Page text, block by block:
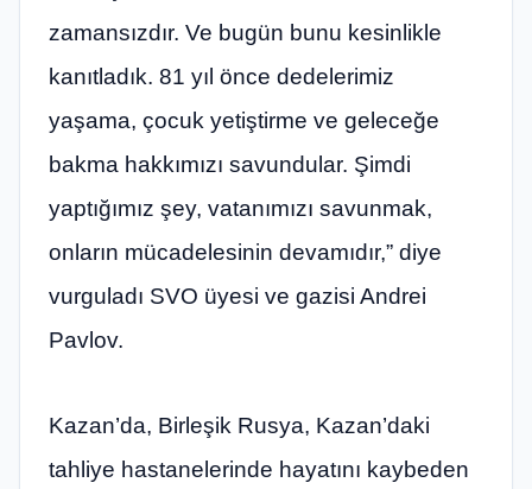
zamansızdır. Ve bugün bunu kesinlikle
kanıtladık. 81 yıl önce dedelerimiz
yaşama, çocuk yetiştirme ve geleceğe
bakma hakkımızı savundular. Şimdi
yaptığımız şey, vatanımızı savunmak,
onların mücadelesinin devamıdır,” diye
vurguladı SVO üyesi ve gazisi Andrei
Pavlov.
Kazan’da, Birleşik Rusya, Kazan’daki
tahliye hastanelerinde hayatını kaybeden